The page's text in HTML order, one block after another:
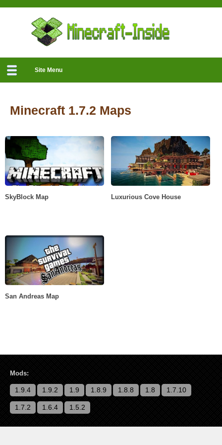
Site Menu
Minecraft 1.7.2 Maps
SkyBlock Map Luxurious Cove House
San Andreas Map
Mods:
1.9.4 1.9.2 1.9 1.8.9 1.8.8 1.8 1.7.10
1.7.2 1.6.4 1.5.2